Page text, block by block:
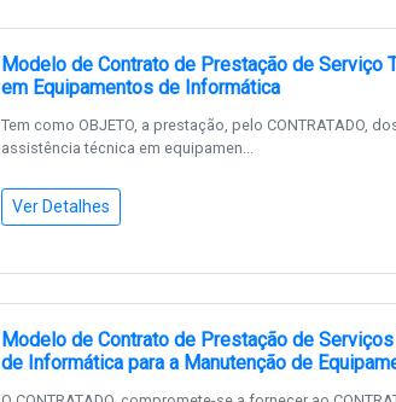
Modelo de Contrato de Prestação de Serviço
em Equipamentos de Informática
Tem como OBJETO, a prestação, pelo CONTRATADO,
assistência técnica em equipamen...
Ver Detalhes
Modelo de Contrato de Prestação de
de Informática para a Manutenção de